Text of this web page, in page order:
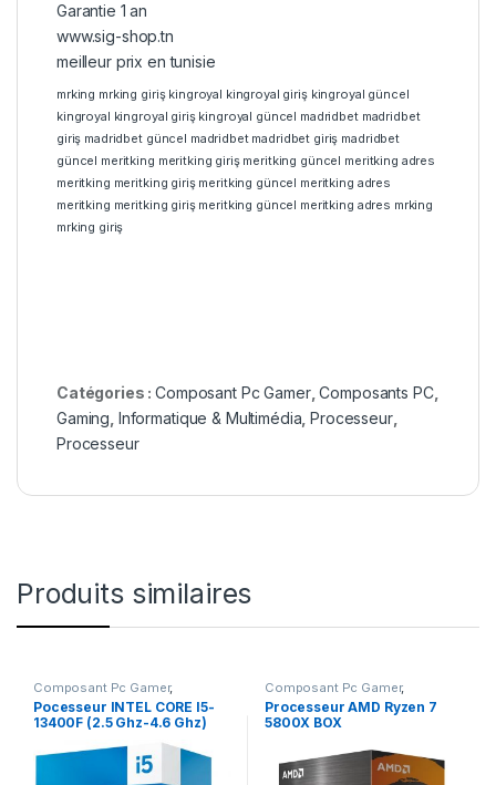
Garantie 1 an
www.sig-shop.tn
meilleur prix en tunisie
mrking mrking giriş kingroyal kingroyal giriş kingroyal güncel
kingroyal kingroyal giriş kingroyal güncel madridbet madridbet
giriş madridbet güncel madridbet madridbet giriş madridbet
güncel meritking meritking giriş meritking güncel meritking adres
meritking meritking giriş meritking güncel meritking adres
meritking meritking giriş meritking güncel meritking adres mrking
mrking giriş
Catégories :Composant Pc Gamer,Composants PC,
Gaming Informatique & Multimédia ,Processeur,
Processeur
Produits similaires
Composant Pc Gamer,
Composants PC,Gaming,
Informatique & Multimédia
Processeur,Processeur
Pocesseur INTEL CORE I5-
13400F (2.5 Ghz-4.6 Ghz)
Composant Pc Gamer,
Composants PC,Gaming
Informatique & Multimédia
Processeur,Processeur
Processeur AMD Ryzen 7
5800X BOX